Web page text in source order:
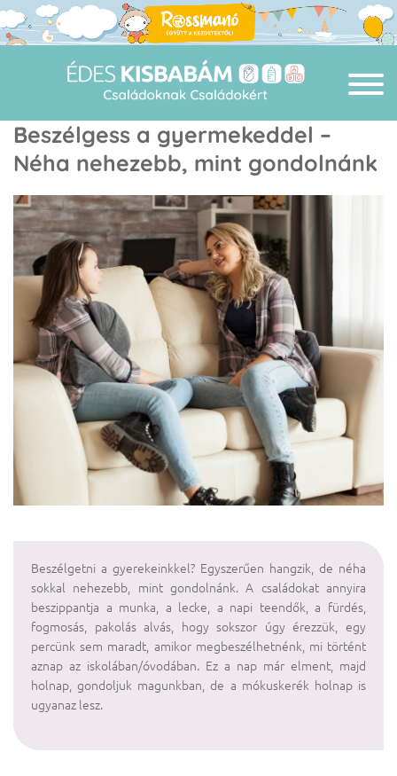
Beszélgess a gyermekeddel –
Néha nehezebb, mint gondolnánk
Beszélgetni a gyerekeinkkel? Egyszerűen hangzik, de néha
sokkal nehezebb, mint gondolnánk. A családokat annyira
beszippantja a munka, a lecke, a napi teendők, a fürdés,
fogmosás, pakolás alvás, hogy sokszor úgy érezzük, egy
percünk sem maradt, amikor megbeszélhetnénk, mi történt
aznap az iskolában/óvodában. Ez a nap már elment, majd
holnap, gondoljuk magunkban, de a mókuskerék holnap is
ugyanaz lesz.